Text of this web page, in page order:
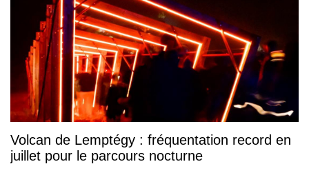
Volcan de Lemptégy : fréquentation record en
juillet pour le parcours nocturne